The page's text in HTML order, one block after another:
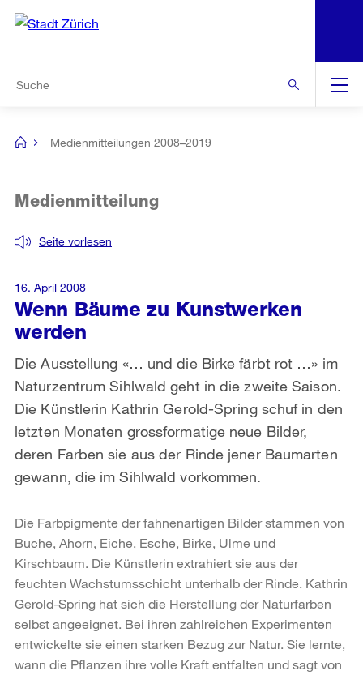
Navigation
[no
Medienmitteilungen 2008–2019
Wenn Bäume zu Kunstwerken
werden
Seite vorlesen
Medienmitteilung
Die Ausstellung «… und die Birke färbt rot …» im
Naturzentrum Sihlwald geht in die zweite Saison.
Die Künstlerin Kathrin Gerold-Spring schuf in den
letzten Monaten grossformatige neue Bilder,
deren Farben sie aus der Rinde jener Baumarten
gewann, die im Sihlwald vorkommen.
16. April 2008
Die Farbpigmente der fahnenartigen Bilder stammen von
Buche, Ahorn, Eiche, Esche, Birke, Ulme und
Kirschbaum. Die Künstlerin extrahiert sie aus der
feuchten Wachstumsschicht unterhalb der Rinde. Kathrin
Gerold-Spring hat sich die Herstellung der Naturfarben
selbst angeeignet. Bei ihren zahlreichen Experimenten
entwickelte sie einen starken Bezug zur Natur. Sie lernte,
wann die Pflanzen ihre volle Kraft entfalten und sagt von